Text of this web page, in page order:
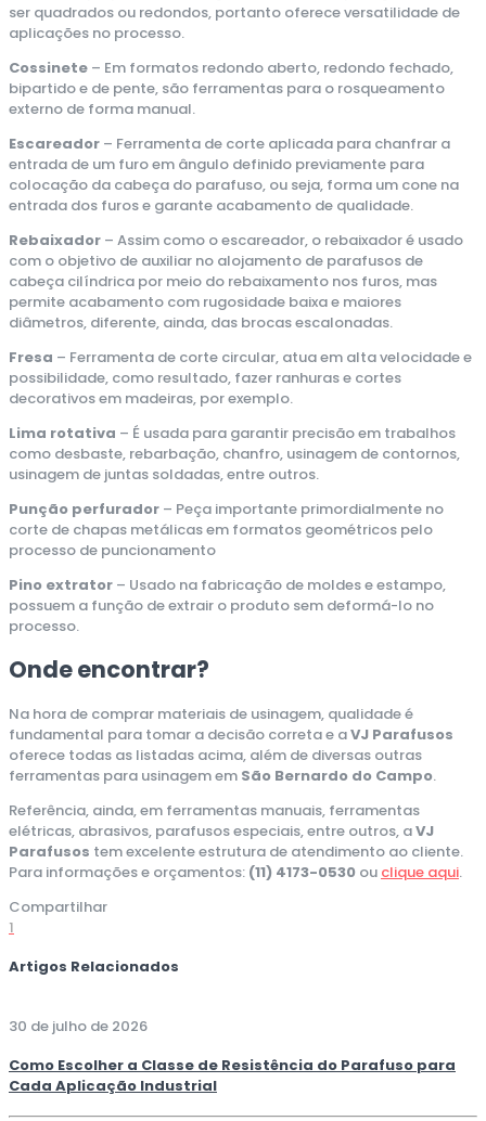
ser quadrados ou redondos, portanto oferece versatilidade de
aplicações no processo.
Cossinete – Em formatos redondo aberto, redondo fechado,
bipartido e de pente, são ferramentas para o rosqueamento
externo de forma manual.
Escareador – Ferramenta de corte aplicada para chanfrar a
entrada de um furo em ângulo definido previamente para
colocação da cabeça do parafuso, ou seja, forma um cone na
entrada dos furos e garante acabamento de qualidade.
Rebaixador – Assim como o escareador, o rebaixador é usado
com o objetivo de auxiliar no alojamento de parafusos de
cabeça cilíndrica por meio do rebaixamento nos furos, mas
permite acabamento com rugosidade baixa e maiores
diâmetros, diferente, ainda, das brocas escalonadas.
Fresa – Ferramenta de corte circular, atua em alta velocidade e
possibilidade, como resultado, fazer ranhuras e cortes
decorativos em madeiras, por exemplo.
Lima rotativa – É usada para garantir precisão em trabalhos
como desbaste, rebarbação, chanfro, usinagem de contornos,
usinagem de juntas soldadas, entre outros.
Punção perfurador – Peça importante primordialmente no
corte de chapas metálicas em formatos geométricos pelo
processo de puncionamento
Pino extrator – Usado na fabricação de moldes e estampo,
possuem a função de extrair o produto sem deformá-lo no
processo.
Onde encontrar?
Na hora de comprar materiais de usinagem, qualidade é
fundamental para tomar a decisão correta e aVJ Parafusos
oferece todas as listadas acima, além de diversas outras
ferramentas para usinagem em São Bernardo do Campo.
Referência, ainda, em ferramentas manuais, ferramentas
elétricas, abrasivos, parafusos especiais, entre outros, aVJ
Parafusos tem excelente estrutura de atendimento ao cliente.
Para informações e orçamentos: (11) 4173-0530 ou clique aqui.
Compartilhar
1
Artigos Relacionados
30 de julho de 2026
Como Escolher a Classe de Resistência do Parafuso para
Cada Aplicação Industrial